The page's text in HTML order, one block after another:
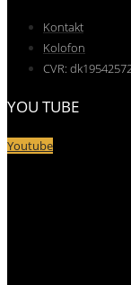
Kontakt
Kolofon
CVR:
YOU TUBE
Youtube